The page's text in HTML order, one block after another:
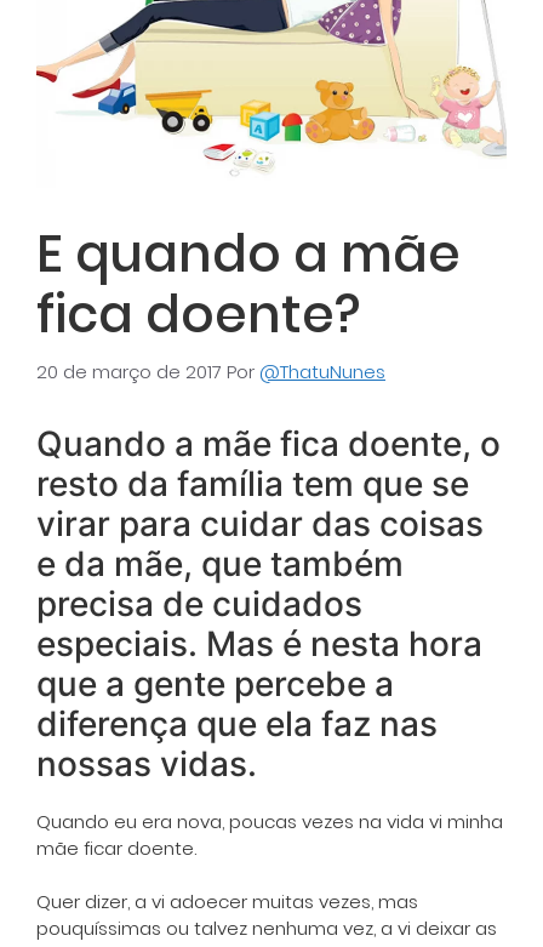
E quando a mãe
fica doente?
20 de março de 2017 Por @ThatuNunes
Quando a mãe fica doente, o
resto da família tem que se
virar para cuidar das coisas
e da mãe, que também
precisa de cuidados
especiais. Mas é nesta hora
que a gente percebe a
diferença que ela faz nas
nossas vidas.
Quando eu era nova, poucas vezes na vida vi minha
mãe ficar doente.
Quer dizer, a vi adoecer muitas vezes, mas
pouquíssimas ou talvez nenhuma vez, a vi deixar as